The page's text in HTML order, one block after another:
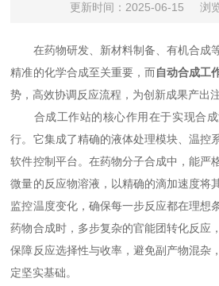
更新时间：2025-06-15 浏
在药物研发、新材料制备、有机合成
精准的化学合成至关重要，而自动合成工
势，高效协调反应流程，为创新成果产出
合成工作站的核心作用在于实现合成
行。它集成了精确的液体处理模块、温控
软件控制平台。在药物分子合成中，能严
微量的反应物溶液，以精确的滴加速度将
监控温度变化，确保每一步反应都在理想
药物合成时，多步复杂的官能团转化反应
保障反应选择性与收率，避免副产物混杂
定坚实基础。